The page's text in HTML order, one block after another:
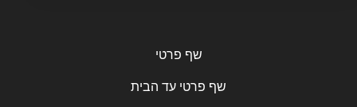
שף פרטי
שף פרטי עד הבית